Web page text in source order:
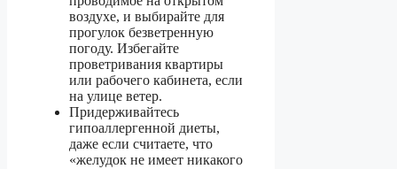
воздухе, и выбирайте для
прогулок безветренную
погоду. Избегайте
проветривания квартиры
или рабочего кабинета, если
на улице ветер.
Придерживайтесь
гипоаллергенной диеты,
даже если считаете, что
«желудок не имеет никакого